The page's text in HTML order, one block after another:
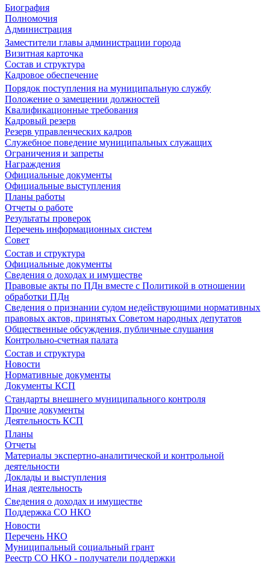
Биография
Полномочия
Администрация
Заместители главы администрации города
Визитная карточка
Состав и структура
Кадровое обеспечение
Порядок поступления на муниципальную службу
Положение о замещении должностей
Квалификационные требования
Кадровый резерв
Резерв управленческих кадров
Служебное поведение муниципальных служащих
Ограничения и запреты
Награждения
Официальные документы
Официальные выступления
Планы работы
Отчеты о работе
Результаты проверок
Перечень информационных систем
Совет
Состав и структура
Официальные документы
Сведения о доходах и имуществе
Правовые акты по ПДн вместе с Политикой в отношении
обработки ПДн
Сведения о признании судом недействующими нормативных
правовых актов, принятых Советом народных депутатов
Общественные обсуждения, публичные слушания
Контрольно-счетная палата
Состав и структура
Новости
Нормативные документы
Документы КСП
Стандарты внешнего муниципального контроля
Прочие документы
Деятельность КСП
Планы
Отчеты
Материалы экспертно-аналитической и контрольной
деятельности
Доклады и выступления
Иная деятельность
Сведения о доходах и имуществе
Поддержка СО НКО
Новости
Перечень НКО
Муниципальный социальный грант
Реестр СО НКО - получатели поддержки